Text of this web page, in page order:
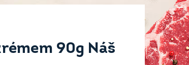
90g Náš